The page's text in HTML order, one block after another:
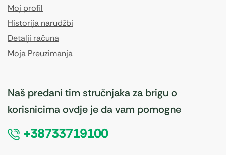
Moj profil
Historija narudžbi
Detalji računa
Moja Preuzimanja
Naš predani tim stručnjaka za brigu o
korisnicima ovdje je da vam pomogne
+38733719100